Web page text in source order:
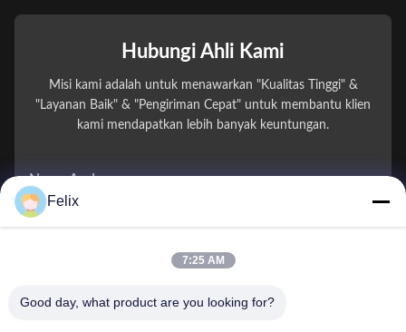
Hubungi Ahli Kami
Misi kami adalah untuk menawarkan "Kualitas Tinggi" &
"Layanan Baik" & "Pengiriman Cepat" untuk membantu klien
kami mendapatkan lebih banyak keuntungan.
Nama Anda
*
Felix
7:25 AM
Good day, what product are you looking for?